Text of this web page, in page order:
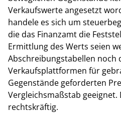
Verkaufswerte angesetzt
handele es sich um
die das Finanzamt die
Ermittlung des Werts seien
Abschreibungstabellen noch
Verkaufsplattformen für
Gegenstände geforderten
Vergleichsmaßstab geeignet.
rechtskräftig.